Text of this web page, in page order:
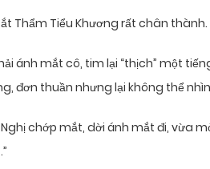
Thẩm Tiểu Khương rất chân thành.
ánh mắt cô, tim lại “thịch” một
đơn thuần nhưng lại không thể
Nghị chớp mắt, dời ánh mắt đi, vừa